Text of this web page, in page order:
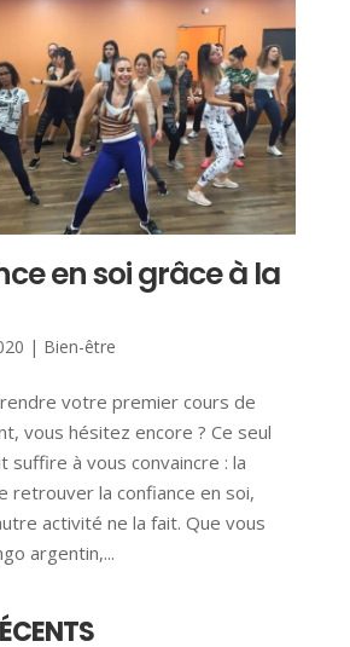
en soi grâce à la
| Bien-être
votre premier cours de
vous hésitez encore ? Ce seul
suffire à vous convaincre : la
retrouver la confiance en soi,
activité ne la fait. Que vous
argentin,...